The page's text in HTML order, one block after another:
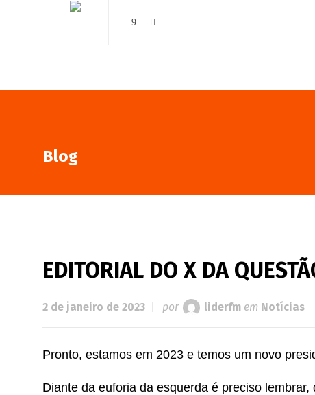
Blog
EDITORIAL DO X DA
2 de janeiro de 2023 por liderfm em Notícias
Pronto, estamos em 2023 e temos um novo
Diante da euforia da esquerda é preciso